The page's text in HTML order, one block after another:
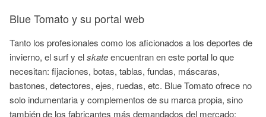
BlueTomato y su portal web
Tanto los profesionales como los aficionados a los deportes de
invierno, elsurfy elskateencuentran en este portal lo que
necesitan: fijaciones, botas, tablas, fundas, máscaras,
bastones, detectores, ejes, ruedas, etc. BlueTomatoofrece no
solo indumentaria y complementos de su marca propia, sino
también de los fabricantes más demandados del mercado: